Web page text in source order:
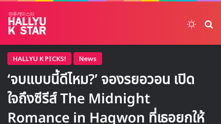
HALLYU K PICKS! News
‘จบแบบนี้ดีไหม?’ จองรยอวอน เปิด
ใจถึงซีรีส์ The Midnight
Romance in Hagwon ที่เธอยกให้